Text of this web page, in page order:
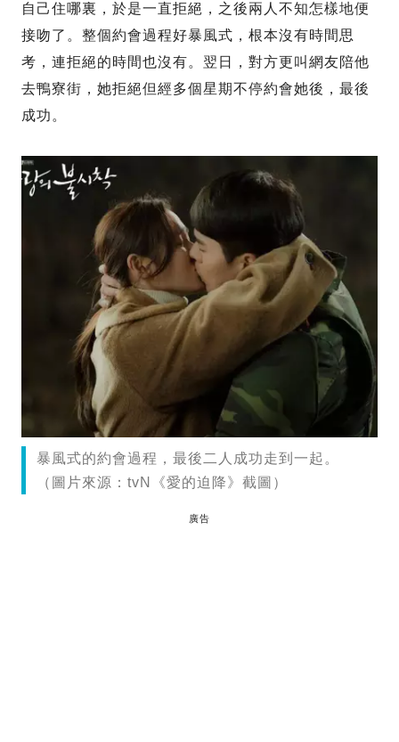
自己住哪裏，於是一直拒絕，之後兩人不知怎樣地便
接吻了。整個約會過程好暴風式，根本沒有時間思
考，連拒絕的時間也沒有。翌日，對方更叫網友陪他
去鴨寮街，她拒絕但經多個星期不停約會她後，最後
成功。
暴風式的約會過程，最後二人成功走到一起。
（圖片來源：tvN《愛的迫降》截圖）
廣告